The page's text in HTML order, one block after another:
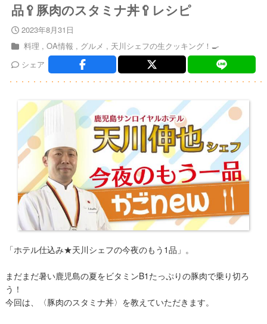
品🥄豚肉のスタミナ丼🥄レシピ
2023年8月31日
料理
OA情報 グルメ
天川シェフの生クッキング！🍳
シェア
「ホテル仕込み★天川シェフの今夜のもう1品」。
まだまだ暑い鹿児島の夏をビタミンB1たっぷりの豚肉で乗り切ろ
う！
今回は、〈豚肉のスタミナ丼〉を教えていただきます。